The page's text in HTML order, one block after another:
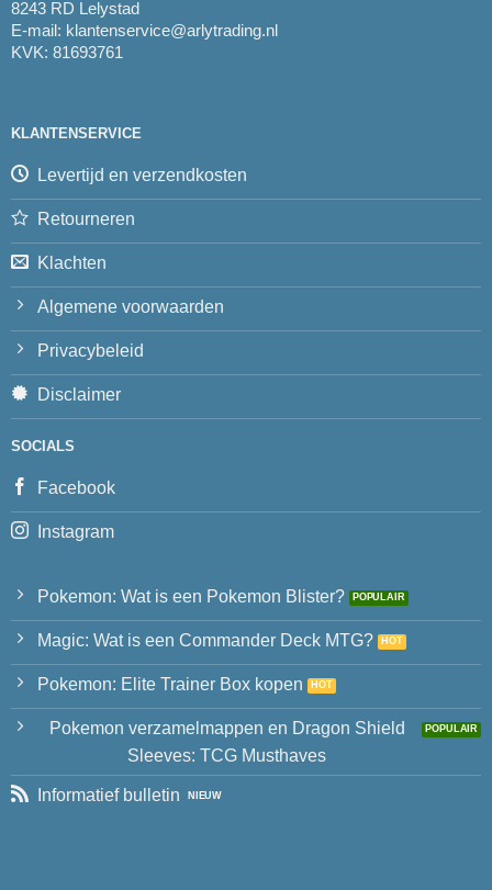
8243 RD Lelystad
E-mail: klantenservice@arlytrading.nl
KVK: 81693761
KLANTENSERVICE
Levertijd en verzendkosten
Retourneren
Klachten
Algemene voorwaarden
Privacybeleid
Disclaimer
SOCIALS
Facebook
Instagram
Pokemon: Wat is een Pokemon Blister?
Magic: Wat is een Commander Deck MTG?
Pokemon: Elite Trainer Box kopen
Pokemon verzamelmappen en Dragon Shield
Sleeves: TCG Musthaves
Informatief bulletin